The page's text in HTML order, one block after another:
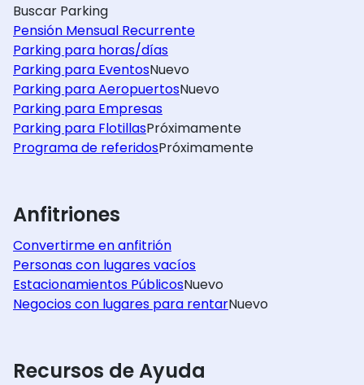
Buscar Parking
Pensión Mensual Recurrente
Parking para horas/días
Parking para EventosNuevo
Parking para AeropuertosNuevo
Parking para Empresas
Parking para FlotillasPróximamente
Programa de referidosPróximamente
Anfitriones
Convertirme en anfitrión
Personas con lugares vacíos
Estacionamientos PúblicosNuevo
Negocios con lugares para rentarNuevo
Recursos de Ayuda